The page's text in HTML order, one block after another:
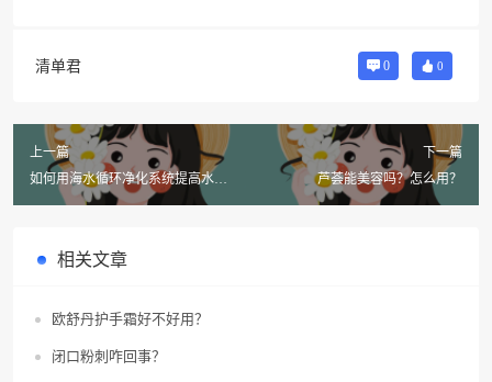
清单君 0 0
上一篇
如何用海水循环净化系统提高水
下一篇
芦荟能美容吗？怎么用？
相关文章
欧舒丹护手霜好不好用？
闭口粉刺咋回事？